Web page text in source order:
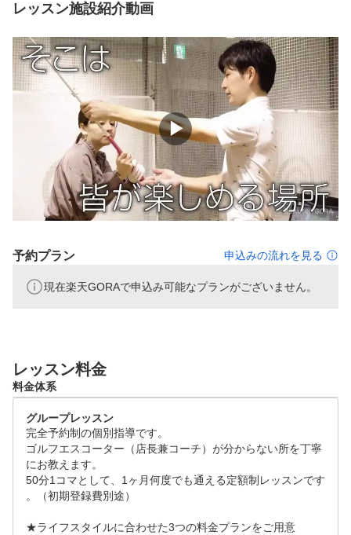
ライフスタイルに合わせて、オールシーズン快適な環境で
無料レンタルも充実しているので、手ぶらOK！買い物の
合間や、仕事帰りにも通いやすい！
④コースレッスン、コンペも充実
ステップゴルフならではのコースレッスンが充実。ゴルフ
コースでの実戦形式の合同練習も可能です！
定期的にゴルフコンペも行っていますのでレベルアップの
ためにどんどんコースに出かけましょう！
⑤個人に合わせた上達プログラム
し、丁寧に認定コーチがティーチングいたします！
レッスン施設紹介動画
▶
予約プラン 申込みの流れを見る
現在楽天GORAで申込み可能なプランがございません。
レッスン料金
料金体系
グループレッスン
完全予約制の個別指導です。
ゴルフエスコーター（店長兼コーチ）が分からない所を丁寧
にお教えます。
50分1コマとして、1ヶ月何度でも通える定額制レッスンです
。（初期登録費別途）
★ライフスタイルに合わせた3つの料金プランをご用意